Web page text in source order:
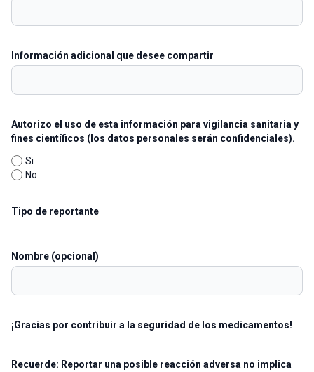
Información adicional que desee compartir
Autorizo el uso de esta información para vigilancia sanitaria y
fines científicos (los datos personales serán confidenciales).
Si
No
Tipo de reportante
Nombre (opcional)
¡Gracias por contribuir a la seguridad de los medicamentos!
Recuerde: Reportar una posible reacción adversa no implica